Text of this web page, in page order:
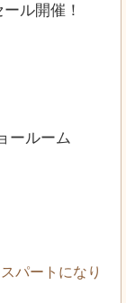
ル開催！
ールーム
パートになり